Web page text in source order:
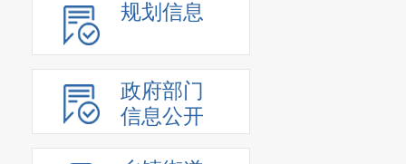
规划信息
政府部门
信息公开